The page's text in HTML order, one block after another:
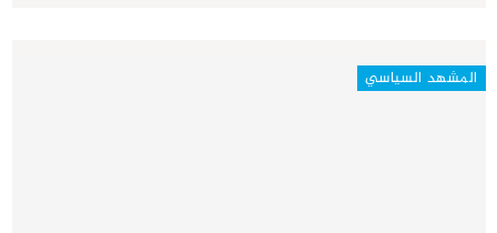
المشهد السياسي